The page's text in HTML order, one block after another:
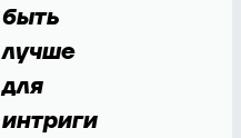
быть
лучше
для
интриги